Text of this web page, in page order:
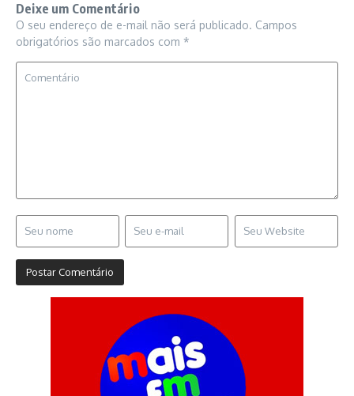
Deixe um Comentário
O seu endereço de e-mail não será publicado. Campos
obrigatórios são marcados com *